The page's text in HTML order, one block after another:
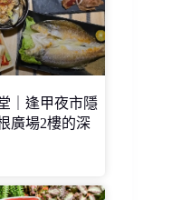
｜逢甲夜市隱
廣場2樓的深